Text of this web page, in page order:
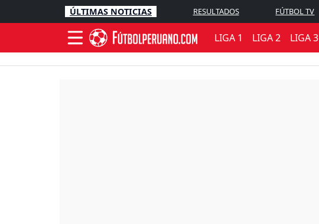
ÚLTIMAS NOTICIAS RESULTADOS FÚTBOL TV
LIGA 1 LIGA 2 LIGA 3